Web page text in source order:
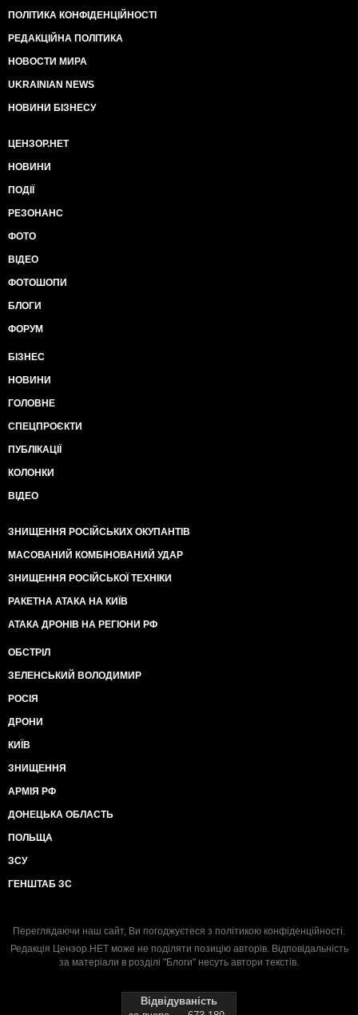
ПОЛІТИКА КОНФІДЕНЦІЙНОСТІ
РЕДАКЦІЙНА ПОЛІТИКА
НОВОСТИ МИРА
UKRAINIAN NEWS
НОВИНИ БІЗНЕСУ
ЦЕНЗОР.НЕТ
НОВИНИ
ПОДІЇ
РЕЗОНАНС
ФОТО
ВІДЕО
ФОТОШОПИ
БЛОГИ
ФОРУМ
БІЗНЕС
НОВИНИ
ГОЛОВНЕ
СПЕЦПРОЄКТИ
ПУБЛІКАЦІЇ
КОЛОНКИ
ВІДЕО
ЗНИЩЕННЯ РОСІЙСЬКИХ ОКУПАНТІВ
МАСОВАНИЙ КОМБІНОВАНИЙ УДАР
ЗНИЩЕННЯ РОСІЙСЬКОЇ ТЕХНІКИ
РАКЕТНА АТАКА НА КИЇВ
АТАКА ДРОНІВ НА РЕГІОНИ РФ
ОБСТРІЛ
ЗЕЛЕНСЬКИЙ ВОЛОДИМИР
РОСІЯ
ДРОНИ
КИЇВ
ЗНИЩЕННЯ
АРМІЯ РФ
ДОНЕЦЬКА ОБЛАСТЬ
ПОЛЬЩА
ЗСУ
ГЕНШТАБ ЗС
Переглядаючи наш сайт, Ви погоджуєтеся з політикою конфіденційності.
Редакція Цензор.НЕТ може не поділяти позицію авторів. Відповідальність
за матеріали в розділі "Блоги" несуть автори текстів.
Відвідуваність